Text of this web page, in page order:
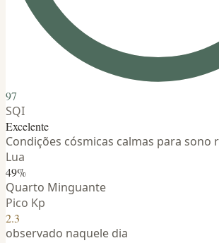
97
SQI
Excelente
Condições cósmicas calmas para sono
Lua
49%
Quarto Minguante
Pico Kp
2.3
observado naquele dia